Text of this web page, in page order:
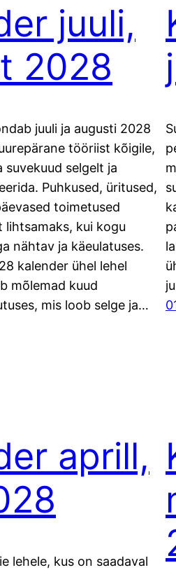
juuli,
2028
juuli ja augusti 2028
tööriist kõigile,
suvekuud selgelt ja
Puhkused, üritused,
toimetused
lihtsamaks, kui kogu
nähtav ja käeulatuses.
kalender ühel lehel
mõlemad kuud
mis loob selge ja…
aprill,
lehele, kus on saadaval